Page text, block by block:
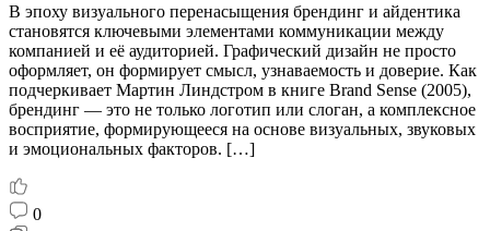
В эпоху визуального перенасыщения брендинг и айдентика
становятся ключевыми элементами коммуникации между
компанией и её аудиторией. Графический дизайн не просто
оформляет, он формирует смысл, узнаваемость и доверие. Как
подчеркивает Мартин Линдстром в книге Brand Sense (2005),
брендинг — это не только логотип или слоган, а комплексное
восприятие, формирующееся на основе визуальных, звуковых
и эмоциональных факторов. […]
0